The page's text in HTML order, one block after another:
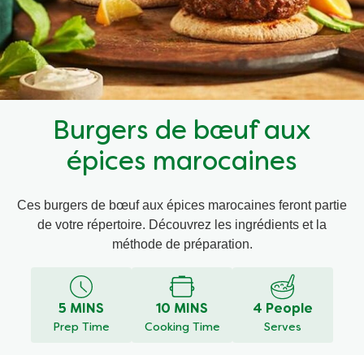
Recettes par Occasion
Recettes par Type de Plat
Burgers de bœuf aux
épices marocaines
Ces burgers de bœuf aux épices marocaines feront partie
de votre répertoire. Découvrez les ingrédients et la
méthode de préparation.
5 MINS
Prep Time
10 MINS
Cooking Time
4 People
Serves